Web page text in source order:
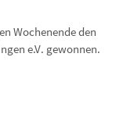
Wochenende den
e.V. gewonnen.